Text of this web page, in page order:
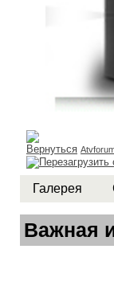
Галерея
Важная